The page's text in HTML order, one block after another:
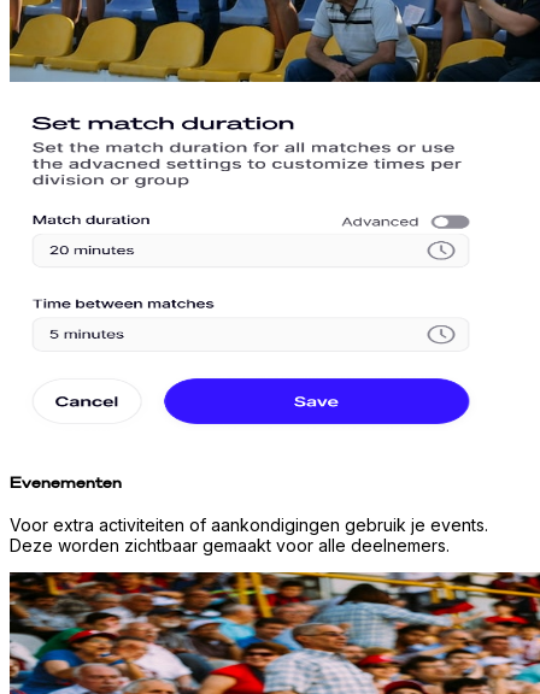
Evenementen
Voor extra activiteiten of aankondigingen gebruik je events.
Deze worden zichtbaar gemaakt voor alle deelnemers.